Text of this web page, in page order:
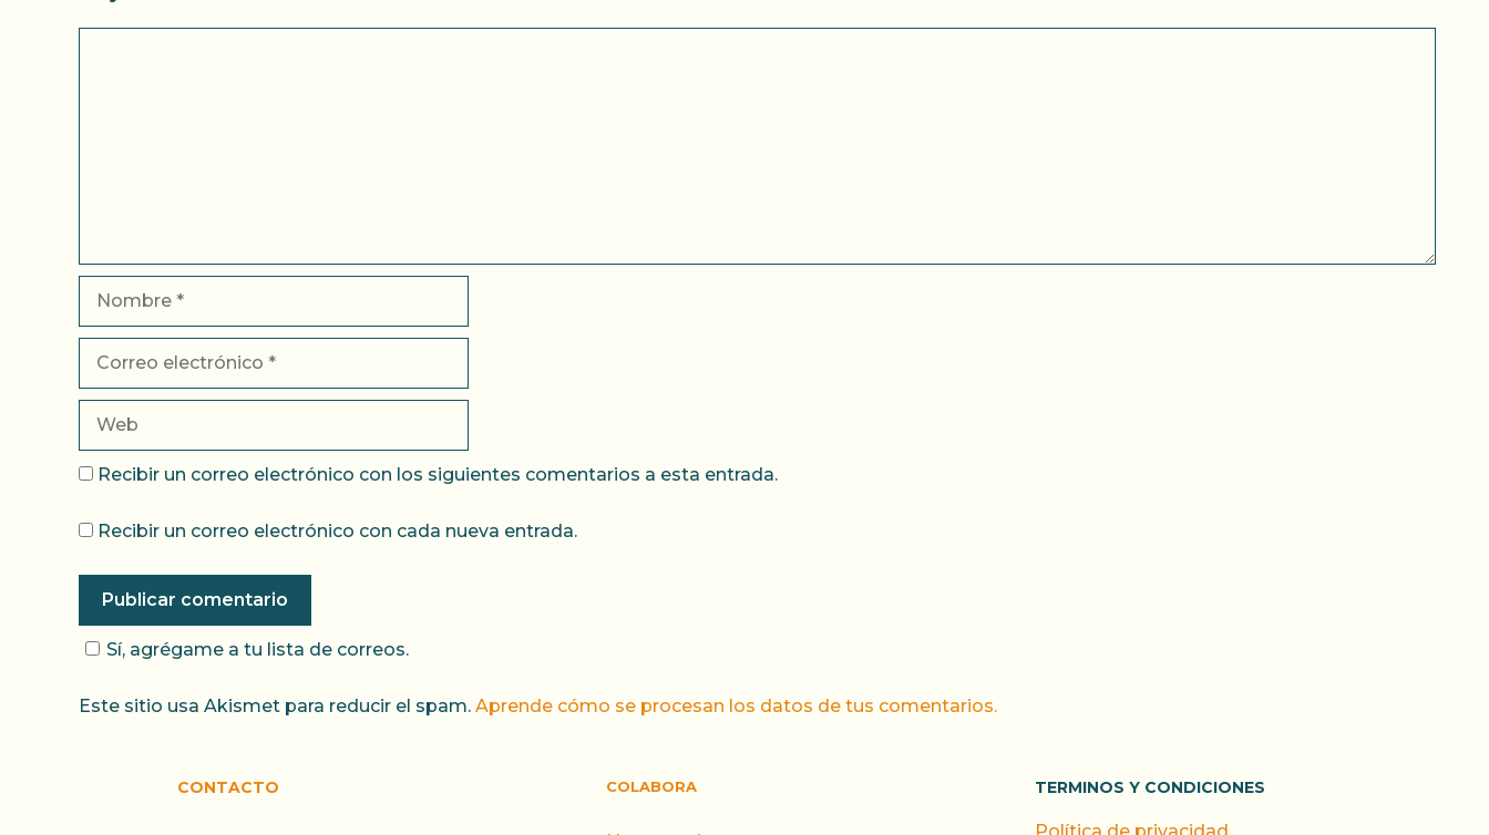
electrónico
Recibir un correo electrónico con los siguientes comentarios a esta entrada.
Recibir un correo electrónico con cada nueva entrada.
Sí, agrégame a tu lista de correos.
Este sitio usa Akismet para reducir el spam. Aprende cómo se procesan los datos de tus comentarios.
CONTACTO COLABORA TERMINOS Y CONDICIONES